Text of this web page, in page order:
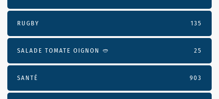
RUGBY 135
SALADE TOMATE OIGNON 🥙 25
SANTÉ 903